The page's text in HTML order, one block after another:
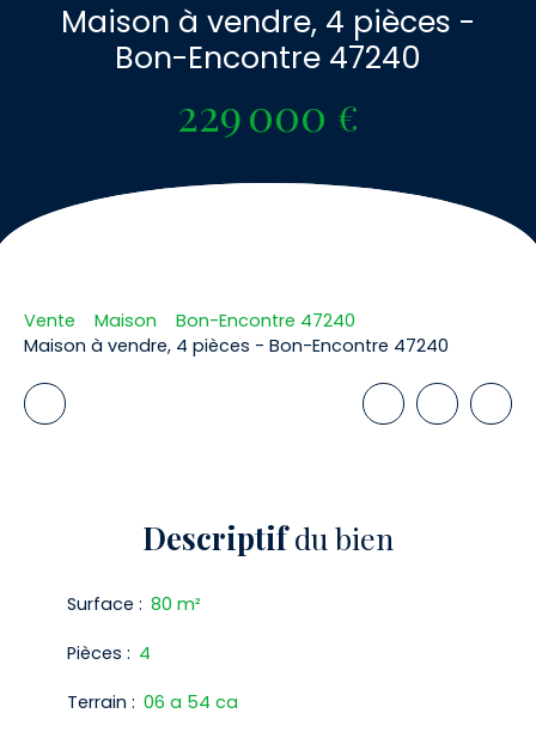
Maison à vendre, 4 pièces -
Bon-Encontre 47240
229 000 €
Vente Maison
Bon-Encontre 47240
Maison à vendre, 4 pièces - Bon-Encontre 47240
Descriptifdu bien
Surface : 80 m²
Pièces : 4
Terrain : 06 a 54 ca